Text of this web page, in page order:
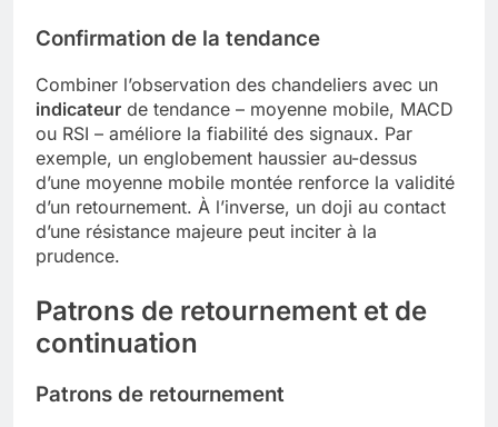
Confirmation de la tendance
Combiner l’observation des chandeliers avec un
indicateur de tendance – moyenne mobile, MACD
ou RSI – améliore la fiabilité des signaux. Par
exemple, un englobement haussier au-dessus
d’une moyenne mobile montée renforce la validité
d’un retournement. À l’inverse, un doji au contact
d’une résistance majeure peut inciter à la
prudence.
Patrons de retournement et de
continuation
Patrons de retournement